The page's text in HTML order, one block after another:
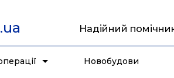
Надійний
Новобудови